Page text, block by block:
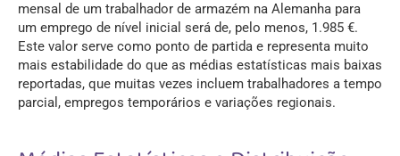
mensal de um trabalhador de armazém na Alemanha para
um emprego de nível inicial será de, pelo menos, 1.985 €.
Este valor serve como ponto de partida e representa muito
mais estabilidade do que as médias estatísticas mais baixas
reportadas, que muitas vezes incluem trabalhadores a tempo
parcial, empregos temporários e variações regionais.